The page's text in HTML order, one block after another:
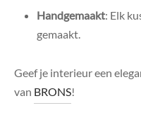
Handgemaakt: Elk
gemaakt.
Geef je interieur een
van BRONS!